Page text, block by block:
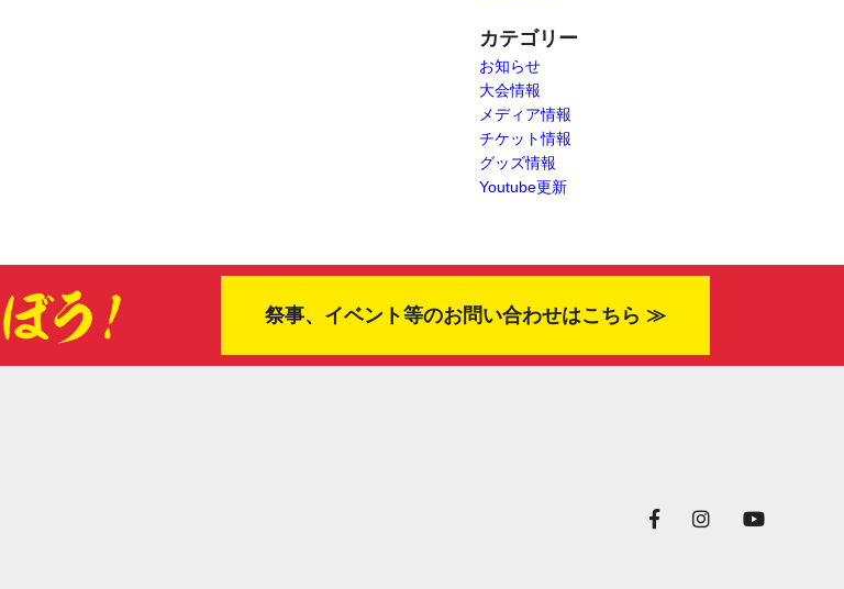
カテゴリー
お知らせ
大会情報
メディア情報
チケット情報
グッズ情報
Youtube更新
祭事、イベント等のお問い合わせはこちら ≫